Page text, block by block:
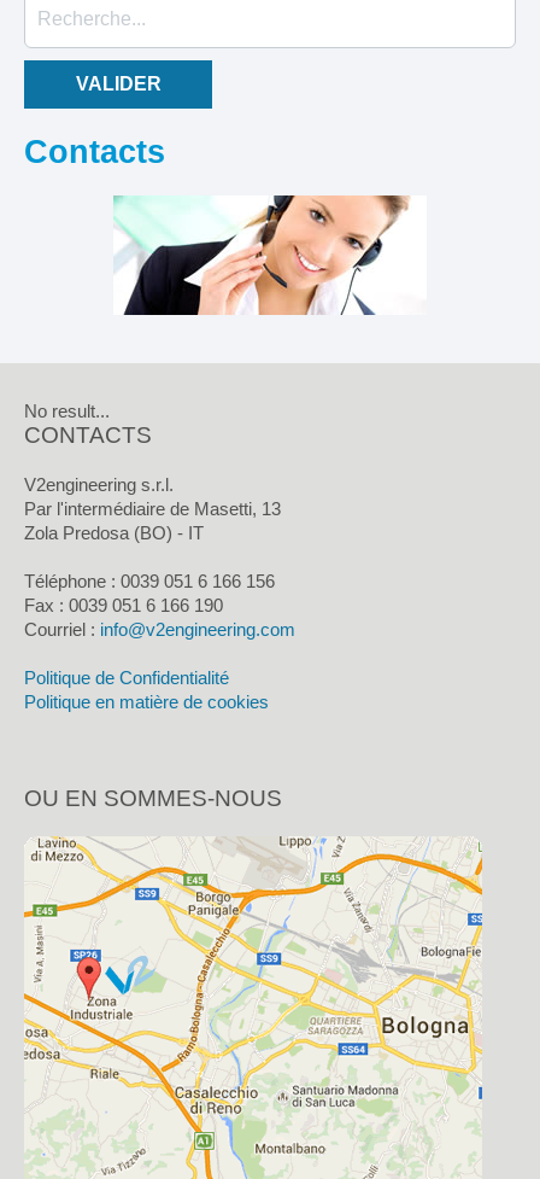
VALIDER
Contacts
No result...
CONTACTS
V2engineering s.r.l.
Par l'intermédiaire de Masetti, 13
Zola Predosa (BO) - IT
Téléphone : 0039 051 6 166 156
Fax : 0039 051 6 166 190
Courriel : info@v2engineering.com
Politique de Confidentialité
Politique en matière de cookies
OU EN SOMMES-NOUS